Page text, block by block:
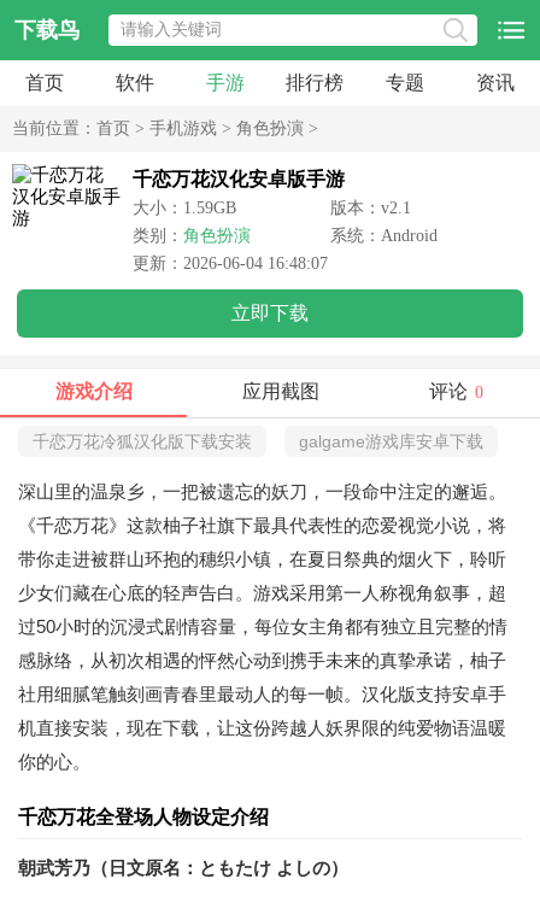
下载鸟
首页 软件 手游 排行榜 专题 资讯
当前位置： 首页 > 手机游戏 > 角色扮演 >
千恋万花汉化安卓版手游
大小：1.59GB
版本：v2.1
类别： 角色扮演
系统：Android
更新：2026-06-04 16:48:07
立即下载
游戏介绍 应用截图 评论 0
千恋万花冷狐汉化版下载安装 galgame游戏库安卓下载
深山里的温泉乡，一把被遗忘的妖刀，一段命中注定的邂逅。
《千恋万花》这款柚子社旗下最具代表性的恋爱视觉小说，将
带你走进被群山环抱的穗织小镇，在夏日祭典的烟火下，聆听
少女们藏在心底的轻声告白。游戏采用第一人称视角叙事，超
过50小时的沉浸式剧情容量，每位女主角都有独立且完整的情
感脉络，从初次相遇的怦然心动到携手未来的真挚承诺，柚子
社用细腻笔触刻画青春里最动人的每一帧。汉化版支持安卓手
机直接安装，现在下载，让这份跨越人妖界限的纯爱物语温暖
你的心。
千恋万花全登场人物设定介绍
朝武芳乃（日文原名：ともたけ よしの）